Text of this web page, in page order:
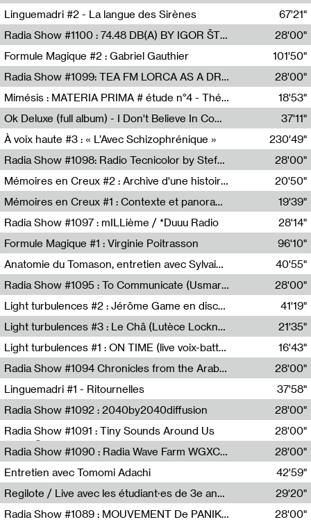
Revue Les Chambres,Hugo Pernet
Linguemadri #2 - La langue des Sirènes
Meris Angioletti
67'21"
Radia Show #1100 : 74.48 DB(A) BY IGOR ŠTROMAJER FOR RADIO X
radio x
28'00"
Formule Magique #2 : Gabriel Gauthier
Nathalie Lacroix,Gabriel Gauthier
101'50"
Radia Show #1099: TEA FM LORCA AS A DREAM
TEAFM
28'00"
Mimésis : MATERIA PRIMA # étude n°4 - Théâtre de l’Aquarium
Francesco Russo,Scuola della Crisi
18'53"
Ok Deluxe (full album) - I Don't Believe In Computing
37'11"
À voix haute #3 : « L’Avec Schizophrénique »
230'49"
Radia Show #1098: Radio Tecnicolor by Stefan Nussbaumer & Georg Zichy (Radio Orange 94.0)
Radio Orange 94.0
28'00"
Mémoires en Creux #2 : Archive d'une histoire artistique
Sophie Auger-Grappin
20'50"
Mémoires en Creux #1 : Contexte et panorama
Sophie Auger-Grappin
19'39"
Radia Show #1097 : mILLième / *Duuu Radio
28'14"
Formule Magique #1 : Virginie Poitrasson
Nathalie Lacroix,Virginie Poitrasson
96'10"
Anatomie du Tomason, entretien avec Sylvain Cardonnel
Loraine Baud,Sylvain Cardonnel
40'55"
Radia Show #1095 : To Communicate (Usmaradio)
Usmaradio
28'00"
Light turbulences #2 : Jérôme Game en discussion avec Thomas Corlin
41'19"
Light turbulences #3 : Le Châ (Lutèce Lockness)
Lutèce Lockness
21'35"
Light turbulences #1 : ON TIME (live voix-batterie) avec Jérôme Game & Jean-Michel Espitallier
Jérôme Game,Jean-Michel Espitallier
16'43"
Radia Show #1094 Chronicles from the Arab Cold War by Ghazi Barakat
Reboot.fm
28'00"
Linguemadri #1 - Ritournelles
Meris Angioletti
37'58"
Radia Show #1092 : 2040by2040diffusion
Diffusion FM
28'00"
Radia Show #1091 : Tiny Sounds Around Us
Radio Študent
28'00"
Radia Show #1090 : Radia Wave Farm WGXC Corey De Juan Sherrard Jr Startalk
Wave Farm
28'00"
Entretien avec Tomomi Adachi
Tomomi Adachi,Loraine Baud
42'59"
Regilote / Live avec les étudiant·es de 3e année de l'EMA
Nima Henryon,Athéna Noël,Amir Genillon,Ibourayane Ahmadi,Manelle Cherrih,Honorine Gibello,John Weeber,Manon Joseph
29'20"
Radia Show #1089 : MOUVEMENT De PANIK (Radio Panik)
28'00"